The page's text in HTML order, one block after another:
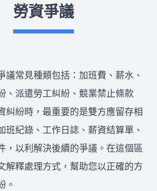
律師推薦
所有文章 免費法律諮詢
勞資爭議
議常見種類包括：加班費、薪水、
、派遣勞工糾紛、競業禁止條款
糾紛時，最重要的是雙方應留存相
班紀錄、工作日誌、薪資結算單、
，以利解決後續的爭議。在這個區
解釋處理方式，幫助您以正確的方
。